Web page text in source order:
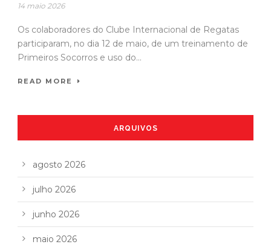
14 maio 2026
Os colaboradores do Clube Internacional de Regatas
participaram, no dia 12 de maio, de um treinamento de
Primeiros Socorros e uso do...
READ MORE
ARQUIVOS
agosto 2026
julho 2026
junho 2026
maio 2026